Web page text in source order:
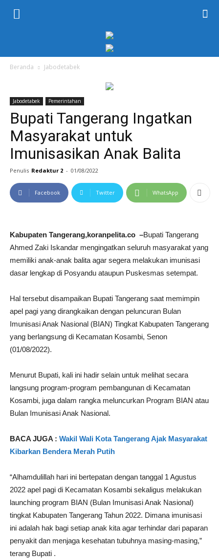
Beranda Jabodetabek
Jabodetabek Pemerintahan
Bupati Tangerang Ingatkan
Masyarakat untuk
Imunisasikan Anak Balita
Penulis Redaktur 2 - 01/08/2022
Facebook Twitter WhatsApp
Kabupaten Tangerang,koranpelita.co –Bupati Tangerang
Ahmed Zaki Iskandar mengingatkan seluruh masyarakat yang
memiliki anak-anak balita agar segera melakukan imunisasi
dasar lengkap di Posyandu ataupun Puskesmas setempat.
Hal tersebut disampaikan Bupati Tangerang saat memimpin
apel pagi yang dirangkaikan dengan peluncuran Bulan
Imunisasi Anak Nasional (BIAN) Tingkat Kabupaten Tangerang
yang berlangsung di Kecamatan Kosambi, Senon
(01/08/2022).
Menurut Bupati, kali ini hadir selain untuk melihat secara
langsung program-program pembangunan di Kecamatan
Kosambi, juga dalam rangka meluncurkan Program BIAN atau
Bulan Imunisasi Anak Nasional.
BACA JUGA : Wakil Wali Kota Tangerang Ajak Masyarakat
Kibarkan Bendera Merah Putih
“Alhamdulillah hari ini bertepatan dengan tanggal 1 Agustus
2022 apel pagi di Kecamatan Kosambi sekaligus melakukan
launching program BIAN (Bulan Imunisasi Anak Nasional)
tingkat Kabupaten Tangerang Tahun 2022. Dimana imunisasi
ini adalah hak bagi setiap anak kita agar terhindar dari paparan
penyakit dan menjaga kesehatan tubuhnya masing-masing,”
terang Bupati .